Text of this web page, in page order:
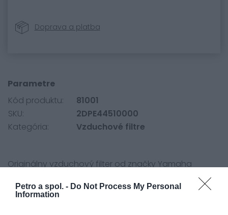
Petro a spol. - Do Not Process My Personal
Information
Doprava a platba
Parametre
Kód produktu:
81001
SKU:
2DPE44510000
Kategória:
Vzduchové filtre
Originálny vzduchový filter od značky Yamaha
určený pre model NMAX 125 modelový rok 2015 - 2020